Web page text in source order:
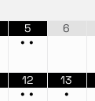
5
••
6
12
••
13
•